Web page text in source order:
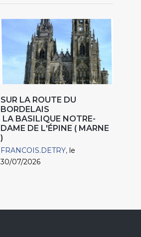
SUR LA ROUTE DU
BORDELAIS
LA BASILIQUE NOTRE-
DAME DE L'ÉPINE ( MARNE
)
FRANCOIS.DETRY le
30/07/2026